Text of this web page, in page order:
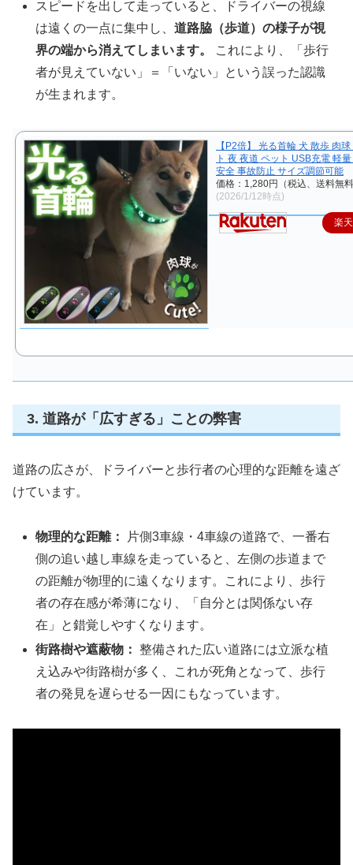
スピードを出して走っていると、ドライバーの視線
は遠くの一点に集中し、道路脇（歩道）の様子が視
界の端から消えてしまいます。
これにより、「歩行
者が見えていない」＝「いない」という誤った認識
が生まれます。
【P2倍】 光る首輪 犬 散歩 肉
ト 夜 夜道 ペット USB充電 軽
安全 事故防止 サイズ調節可能
価格：1,280円（税込、送料無
(2026/1/12時点)
楽
3. 道路が「広すぎる」ことの弊害
道路の広さが、ドライバーと歩行者の心理的な距離を遠ざ
けています。
物理的な距離：
片側3車線・4車線の道路で、一番右
側の追い越し車線を走っていると、左側の歩道まで
の距離が物理的に遠くなります。これにより、歩行
者の存在感が希薄になり、「自分とは関係ない存
在」と錯覚しやすくなります。
街路樹や遮蔽物： 整備された広い道路には立派な植
え込みや街路樹が多く、これが死角となって、歩行
者の発見を遅らせる一因にもなっています。